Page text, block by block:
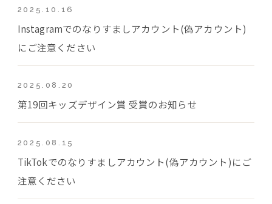
2025.10.16
Instagramでのなりすましアカウント(偽アカウント)
にご注意ください
2025.08.20
第19回キッズデザイン賞 受賞のお知らせ
2025.08.15
TikTokでのなりすましアカウント(偽アカウント)にご
注意ください